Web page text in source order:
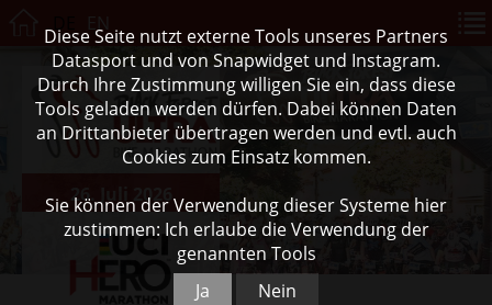
26. Juli 2026
Diese Seite nutzt externe Tools unseres Partners
Datasport und von Snapwidget und Instagram.
Durch Ihre Zustimmung willigen Sie ein, dass diese
Tools geladen werden dürfen. Dabei können Daten
an Drittanbieter übertragen werden und evtl. auch
Cookies zum Einsatz kommen.
Sie können der Verwendung dieser Systeme hier
zustimmen: Ich erlaube die Verwendung der
genannten Tools
Ja
Nein